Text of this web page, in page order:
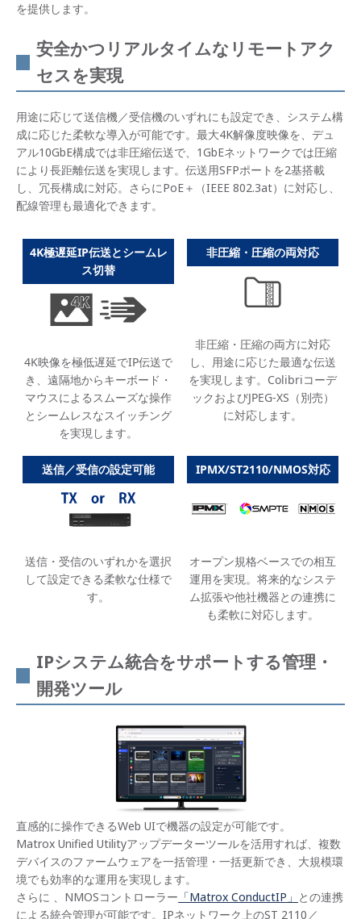
を提供します。
安全かつリアルタイムなリモートアク
セスを実現
用途に応じて送信機／受信機のいずれにも設定でき、システム構
成に応じた柔軟な導入が可能です。最大4K解像度映像を、デュ
アル10GbE構成では非圧縮伝送で、1GbEネットワークでは圧縮
により長距離伝送を実現します。伝送用SFPポートを2基搭載
し、冗長構成に対応。さらにPoE＋（IEEE 802.3at）に対応し、
配線管理も最適化できます。
4K極遅延IP伝送とシームレ
ス切替
4K映像を極低遅延でIP伝送で
き、遠隔地からキーボード・
マウスによるスムーズな操作
とシームレスなスイッチング
を実現します。
非圧縮・圧縮の両対応
非圧縮・圧縮の両方に対応
し、用途に応じた最適な伝送
を実現します。Colibriコーデ
ックおよびJPEG-XS（別売）
に対応します。
送信／受信の設定可能
送信・受信のいずれかを選択
して設定できる柔軟な仕様で
す。
IPMX/ST2110/NMOS対応
オープン規格ベースでの相互
運用を実現。将来的なシステ
ム拡張や他社機器との連携に
も柔軟に対応します。
IPシステム統合をサポートする管理・
開発ツール
直感的に操作できるWeb UIで機器の設定が可能です。
Matrox Unified Utilityアップデーターツールを活用すれば、複数
デバイスのファームウェアを一括管理・一括更新でき、大規模環
境でも効率的な運用を実現します。
さらに 、NMOSコントローラー 「Matrox ConductIP」 との連携
による統合管理が可能です。IPネットワーク上のST 2110／